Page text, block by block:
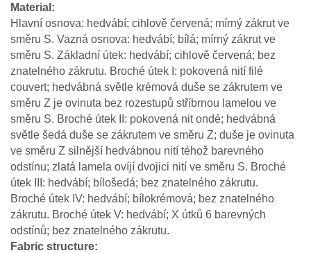
Material
Hlavní osnova: hedvábí; cihlově červená; mírný zákrut ve
směru S. Vazná osnova: hedvábí; bílá; mírný zákrut ve
směru S. Základní útek: hedvábí; cihlově červená; bez
znatelného zákrutu. Broché útek I: pokovená nití filé
couvert; hedvábná světle krémová duše se zákrutem ve
směru Z je ovinuta bez rozestupů stříbrnou lamelou ve
směru S. Broché útek II: pokovená nit ondé; hedvábná
světle šedá duše se zákrutem ve směru Z; duše je ovinuta
ve směru Z silnější hedvábnou nití téhož barevného
odstínu; zlatá lamela ovíjí dvojici nití ve směru S. Broché
útek III: hedvábí; bílošedá; bez znatelného zákrutu.
Broché útek IV: hedvábí; bílokrémová; bez znatelného
zákrutu. Broché útek V: hedvábí; X útků 6 barevných
odstínů; bez znatelného zákrutu.
Fabric structure